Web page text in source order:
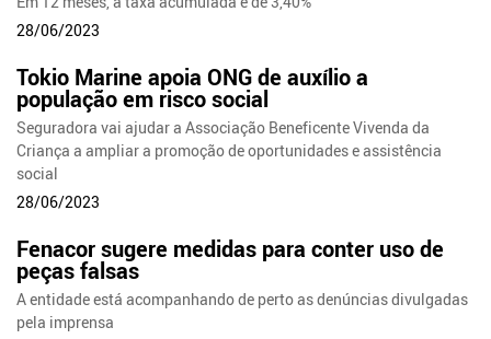
28/06/2023
Tokio Marine apoia ONG de auxílio a
população em risco social
Seguradora vai ajudar a Associação Beneficente Vivenda da
Criança a ampliar a promoção de oportunidades e assistência
social
28/06/2023
Fenacor sugere medidas para conter uso de
peças falsas
A entidade está acompanhando de perto as denúncias divulgadas
pela imprensa